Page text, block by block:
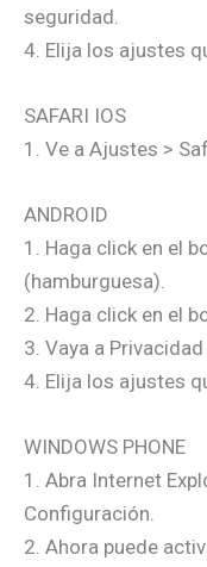
seguridad.
4. Elija los ajustes
SAFARI IOS
1. Ve a Ajustes >
ANDROID
1. Haga click en el
(hamburguesa).
2. Haga click en el
3. Vaya a Privacidad
4. Elija los ajustes
WINDOWS PHONE
1. Abra Internet
Configuración.
2. Ahora puede